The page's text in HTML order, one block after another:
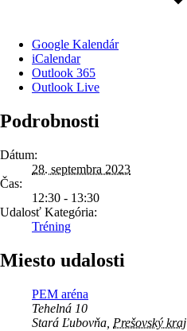
Google Kalendár
iCalendar
Outlook 365
Outlook Live
Podrobnosti
Dátum:
28. septembra 2023
Čas:
12:30 - 13:30
Udalosť Kategória:
Tréning
Miesto udalosti
PEM aréna
Tehelná 10
Stará Ľubovňa Prešovský kraj